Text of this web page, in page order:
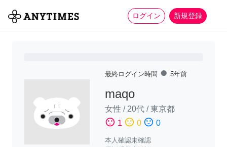
ログイン 新規登録
全て 家事 more_horiz
最終ログイン時間 fiber_manual_record 5年前
maqo
女性 / 20代 /東京都
sentiment_satisfied 1 sentiment_neutral 0 sentiment_dissatisfied 0
本人確認未確認